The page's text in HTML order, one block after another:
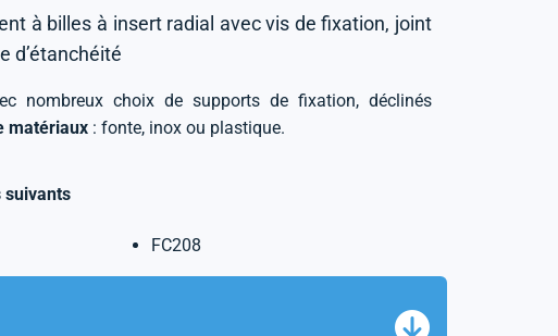
à billes à insert radial avec vis de fixation, joint
d’étanchéité
nombreux choix de supports de fixation, déclinés
matériaux: fonte, inox ou plastique.
suivants
FC208